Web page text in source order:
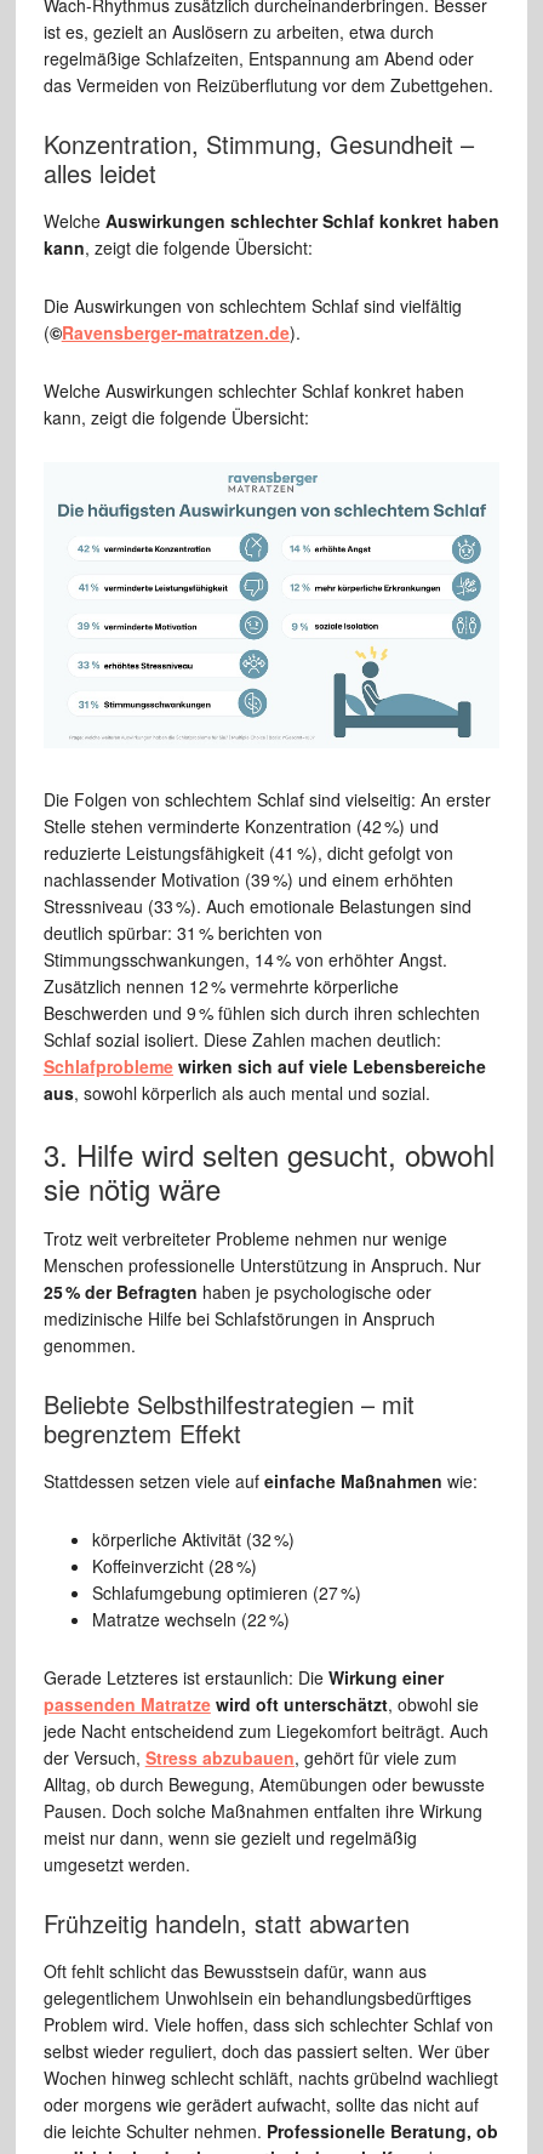
Wach-Rhythmus zusätzlich durcheinanderbringen. Besser
ist es, gezielt an Auslösern zu arbeiten, etwa durch
regelmäßige Schlafzeiten, Entspannung am Abend oder
das Vermeiden von Reizüberflutung vor dem Zubettgehen.
Konzentration, Stimmung, Gesundheit –
alles leidet
Welche Auswirkungen schlechter Schlaf konkret haben
kann, zeigt die folgende Übersicht:
Die Auswirkungen von schlechtem Schlaf sind vielfältig
(©Ravensberger-matratzen.de).
Welche Auswirkungen schlechter Schlaf konkret haben
kann, zeigt die folgende Übersicht:
Die Folgen von schlechtem Schlaf sind vielseitig: An erster
Stelle stehen verminderte Konzentration (42 %) und
reduzierte Leistungsfähigkeit (41 %), dicht gefolgt von
nachlassender Motivation (39 %) und einem erhöhten
Stressniveau (33 %). Auch emotionale Belastungen sind
deutlich spürbar: 31 % berichten von
Stimmungsschwankungen, 14 % von erhöhter Angst.
Zusätzlich nennen 12 % vermehrte körperliche
Beschwerden und 9 % fühlen sich durch ihren schlechten
Schlaf sozial isoliert. Diese Zahlen machen deutlich:
Schlafproblemewirken sich auf viele Lebensbereiche
aus, sowohl körperlich als auch mental und sozial.
3. Hilfe wird selten gesucht, obwohl
sie nötig wäre
Trotz weit verbreiteter Probleme nehmen nur wenige
Menschen professionelle Unterstützung in Anspruch. Nur
25 % der Befragten haben je psychologische oder
medizinische Hilfe bei Schlafstörungen in Anspruch
genommen.
Beliebte Selbsthilfestrategien – mit
begrenztem Effekt
Stattdessen setzen viele auf einfache Maßnahmen wie:
körperliche Aktivität (32 %)
Koffeinverzicht (28 %)
Schlafumgebung optimieren (27 %)
Matratze wechseln (22 %)
Gerade Letzteres ist erstaunlich: Die Wirkung einer
passenden Matratzewird oft unterschätzt, obwohl sie
jede Nacht entscheidend zum Liegekomfort beiträgt. Auch
der Versuch, Stress abzubauen, gehört für viele zum
Alltag, ob durch Bewegung, Atemübungen oder bewusste
Pausen. Doch solche Maßnahmen entfalten ihre Wirkung
meist nur dann, wenn sie gezielt und regelmäßig
umgesetzt werden.
Frühzeitig handeln, statt abwarten
Oft fehlt schlicht das Bewusstsein dafür, wann aus
gelegentlichem Unwohlsein ein behandlungsbedürftiges
Problem wird. Viele hoffen, dass sich schlechter Schlaf von
selbst wieder reguliert, doch das passiert selten. Wer über
Wochen hinweg schlecht schläft, nachts grübelnd wachliegt
oder morgens wie gerädert aufwacht, sollte das nicht auf
die leichte Schulter nehmen. Professionelle Beratung, ob